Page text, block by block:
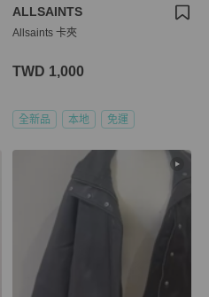
ALLSAINTS
Allsaints 卡夾
TWD 1,000
全新品 本地 免運